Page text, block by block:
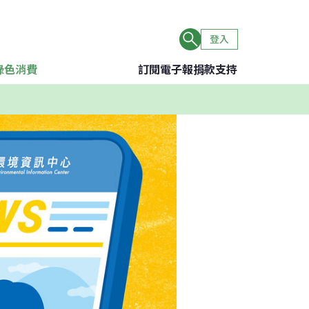
登入
色消費 訂閱電子報捐款支持